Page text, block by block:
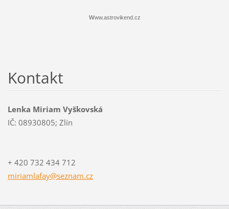
www.astrovikend.cz
Kontakt
Lenka Miriam Vyškovská
IČ: 08930805; Zlín
+ 420 732 434 712
miriamlafay@seznam.cz